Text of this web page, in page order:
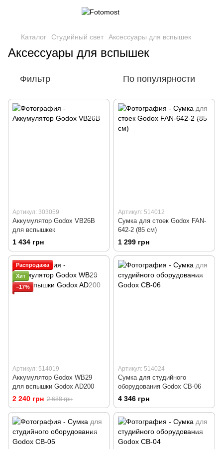
Каталог Студийный свет Аксессуары для вспышек
Аксессуары для вспышек
Фильтр По популярности
Артикул: 303059
Аккумулятор Godox VB26B
для вспышкек
1 434 грн
Артикул: 514012
Сумка для стоек Godox FAN-
642-2 (85 см)
1 299 грн
Распродажа
Хит
−17%
Артикул: 514019
Аккумулятор Godox WB29
для вспышки Godox AD200
2 240 грн 2 688 грн
Артикул: 514024
Сумка для студийного
оборудования Godox CB-06
4 346 грн